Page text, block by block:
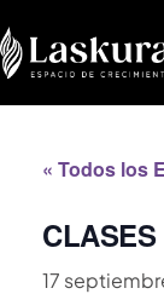
« Todos los
17